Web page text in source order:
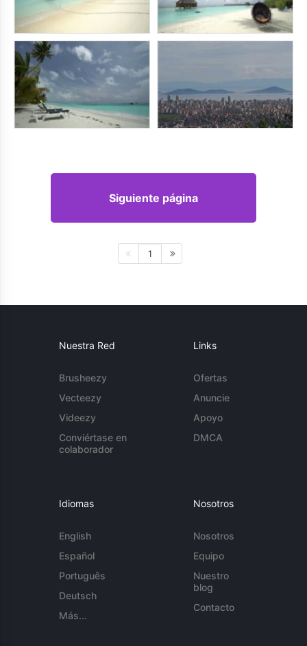
Siguiente página
1
Nuestra Red
Brusheezy
Vecteezy
Videezy
Conviértase en
colaborador
Links
Ofertas
Anuncie
Apoyo
DMCA
Idiomas
English
Español
Português
Deutsch
Más...
Nosotros
Nosotros
Equipo
Nuestro
blog
Contacto